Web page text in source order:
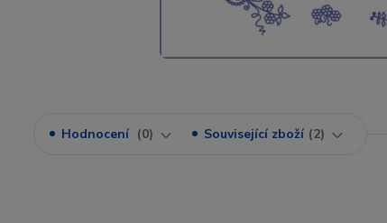
Hodnocení 0 Související zboží 2